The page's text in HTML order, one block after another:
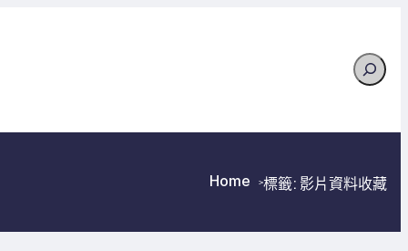
Search
Home >標籤: 影片資料收藏